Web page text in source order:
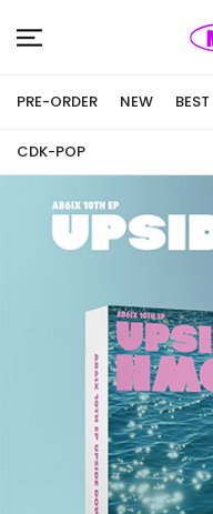
PRE-ORDER NEW BEST
CDK-POP